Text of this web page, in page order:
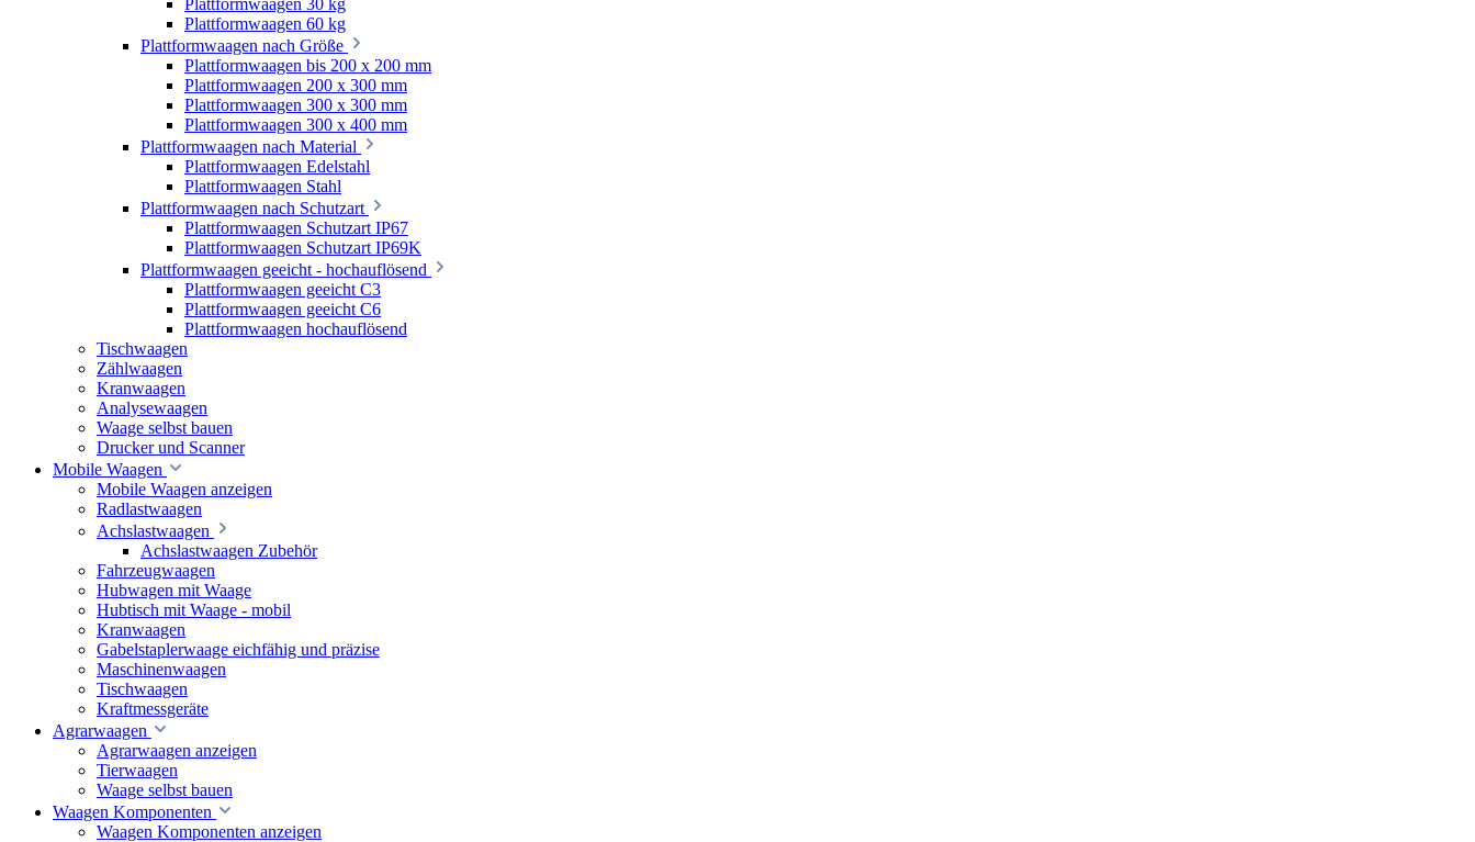
Plattformwaagen 60 kg
Plattformwaagen nach Größe
Plattformwaagen bis 200 x 200 mm
Plattformwaagen 200 x 300 mm
Plattformwaagen 300 x 300 mm
Plattformwaagen 300 x 400 mm
Plattformwaagen nach Material
Plattformwaagen Edelstahl
Plattformwaagen Stahl
Plattformwaagen nach Schutzart
Plattformwaagen Schutzart IP67
Plattformwaagen Schutzart IP69K
Plattformwaagen geeicht - hochauflösend
Plattformwaagen geeicht C3
Plattformwaagen geeicht C6
Plattformwaagen hochauflösend
Tischwaagen
Zählwaagen
Kranwaagen
Analysewaagen
Waage selbst bauen
Drucker und Scanner
Mobile Waagen
Mobile Waagen anzeigen
Radlastwaagen
Achslastwaagen
Achslastwaagen Zubehör
Fahrzeugwaagen
Hubwagen mit Waage
Hubtisch mit Waage - mobil
Kranwaagen
Gabelstaplerwaage eichfähig und präzise
Maschinenwaagen
Tischwaagen
Kraftmessgeräte
Agrarwaagen
Agrarwaagen anzeigen
Tierwaagen
Waage selbst bauen
Waagen Komponenten
Waagen Komponenten anzeigen